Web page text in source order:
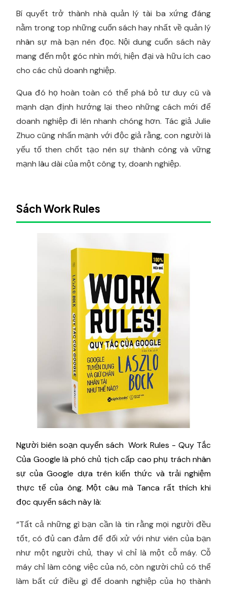
Bí quyết trở thành nhà quản lý tài ba xứng đáng
nằm trong top những cuốn sách hay nhất về quản lý
nhân sự mà bạn nên đọc. Nội dung cuốn sách này
mang đến một góc nhìn mới, hiện đại và hữu ích cao
cho các chủ doanh nghiệp.
Qua đó họ hoàn toàn có thể phá bỏ tư duy cũ và
mạnh dạn định hướng lại theo những cách mới để
doanh nghiệp đi lên nhanh chóng hơn. Tác giả Julie
Zhuo cũng nhấn mạnh với độc giả rằng, con người là
yếu tố then chốt tạo nên sự thành công và vững
mạnh lâu dài của một công ty, doanh nghiệp.
Sách Work Rules
Người biên soạn quyển sách Work Rules - Quy Tắc
Của Google là phó chủ tịch cấp cao phụ trách nhân
sự của Google dựa trên kiến thức và trải nghiệm
thực tế của ông. Một câu mà Tanca rất thích khi
đọc quyển sách này là:
“Tất cả những gì bạn cần là tin rằng mọi người đều
tốt, có đủ can đảm để đối xử với như viên của bạn
như một người chủ, thay vì chỉ là một cỗ máy. Cỗ
máy chỉ làm công việc của nó, còn người chủ có thể
làm bất cứ điều gì để doanh nghiệp của họ thành